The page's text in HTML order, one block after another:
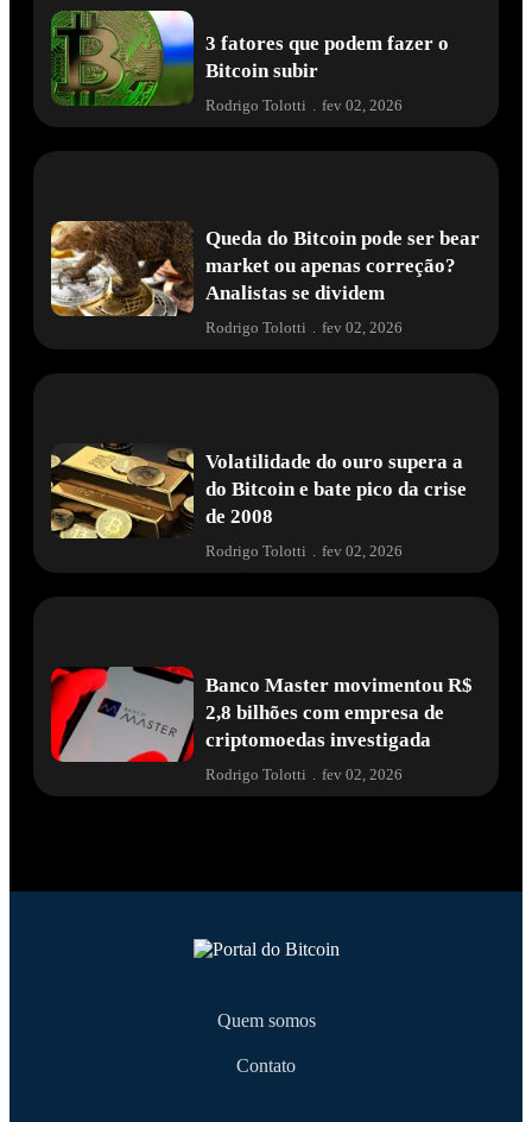
3 fatores que podem fazer o
Bitcoin subir
Rodrigo Tolotti fev 02, 2026
Queda do Bitcoin pode ser bear
market ou apenas correção?
Analistas se dividem
Rodrigo Tolotti . fev 02, 2026
Volatilidade do ouro supera a
do Bitcoin e bate pico da crise
de 2008
Rodrigo Tolotti . fev 02, 2026
Banco Master movimentou R$
2,8 bilhões com empresa de
criptomoedas investigada
Rodrigo Tolotti fev 02, 2026
Quem somos
Contato